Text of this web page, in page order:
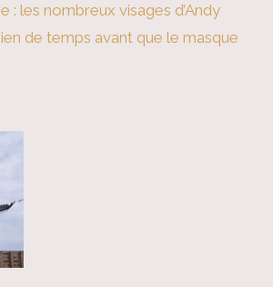
: les nombreux visages d’Andy
de temps avant que le masque